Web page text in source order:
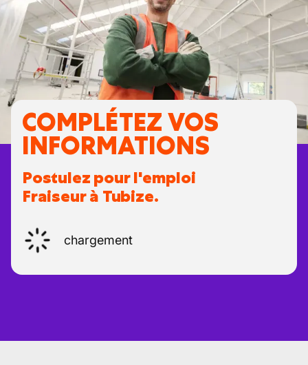
COMPLÉTEZ VOS
INFORMATIONS
Postulez pour l'emploi
Fraiseur à Tubize.
chargement